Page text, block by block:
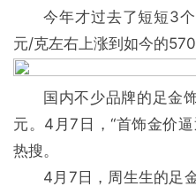
今年才过去了短短3
元/克左右上涨到如今的
国内不少品牌的足金
元。4月7日，“首饰金价
热搜。
4月7日，周生生的足